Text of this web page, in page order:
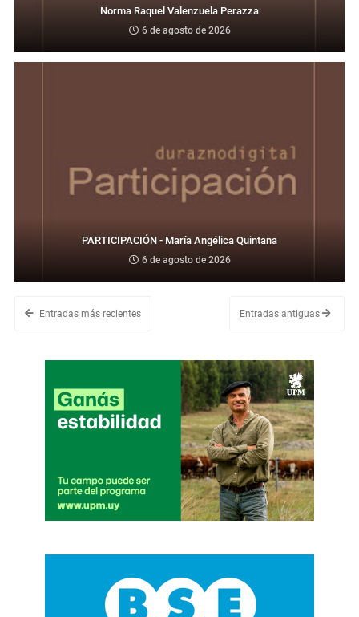
Norma Raquel Valenzuela Perazza
6 de agosto de 2026
PARTICIPACIÓN - María Angélica Quintana
6 de agosto de 2026
Entradas más recientes Entradas antiguas